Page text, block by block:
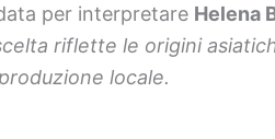
per interpretare Helena
riflette le origini
locale.